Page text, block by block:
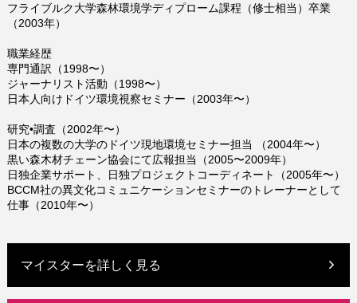
フライブルク大学森林環境学ディプローム課程（修士相当）卒業
（2003年）
職業経歴
専門通訳（1998〜）
ジャーナリスト活動（1998〜）
日本人向けドイツ環境視察セミナー（2003年〜）
研究•調査（2002年〜）
日本の複数の大学のドイツ現地環境セミナー担当 （2004年〜）
黒い森木材チェーン協会にて広報担当（2005〜2009年）
日独企業サポート、日独プロジェクトコーディネート（2005年〜）
BCCM社の異文化コミュニケーションセミナーのトレーナーとして
仕事（2010年〜）
マイスターを詳しく見る